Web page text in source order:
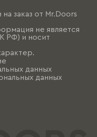
заказ от Mr.Doors
не является
РФ) и носит
данных
данных